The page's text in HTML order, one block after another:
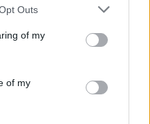
uses one or more Google
You may click to
and its third-party tags to
purposes in below Google
Outs
of my
of my
kiszolgáló
és kimenetele
egy felekezeti vita
vitázó